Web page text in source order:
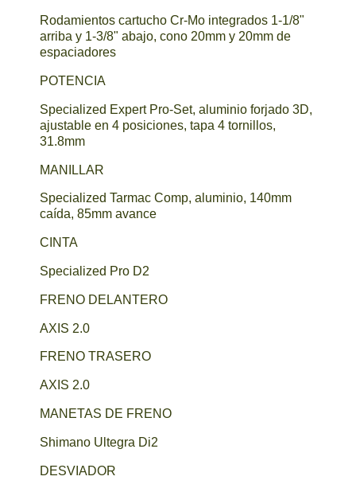
Rodamientos cartucho Cr-Mo integrados 1-1/8"
arriba y 1-3/8" abajo, cono 20mm y 20mm de
espaciadores
POTENCIA
Specialized Expert Pro-Set, aluminio forjado 3D,
ajustable en 4 posiciones, tapa 4 tornillos,
31.8mm
MANILLAR
Specialized Tarmac Comp, aluminio, 140mm
caída, 85mm avance
CINTA
Specialized Pro D2
FRENO DELANTERO
AXIS 2.0
FRENO TRASERO
AXIS 2.0
MANETAS DE FRENO
Shimano Ultegra Di2
DESVIADOR